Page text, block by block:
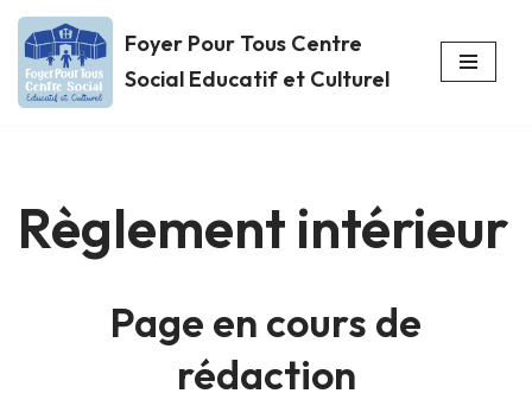
Aller
au
Foyer Pour Tous Centre
Social Educatif et Culturel
Règlement intérieur
Page en cours de
rédaction